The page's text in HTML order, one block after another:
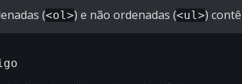
(<ol>) e não ordenadas (<ul>)